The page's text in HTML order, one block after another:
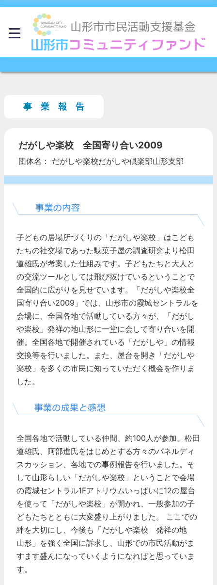
事 業 報 告
だがしや楽校 全国寄り合い2009
団体名： だがしや楽校だがしや倶楽部山形支部
子どもの居場所づくりの「だがしや楽校」はこども
たちの社交場であった駄菓子屋の調査研究より松田
道雄氏が考案した仕組みです。子どもたちと大人と
の交流ツールとしては飛び抜けているということで
全国的に広がりを見せています。「だがしや楽校全
国寄り合い2009」では、山形市の霞城セントラルを
会場に、全国各地で活動している方々が、「だがし
や楽校」発祥の地山形に一堂に会して寄り合いを開
催。全国各地で開催されている「だがしや」の情報
交換等を行いました。また、屋台を開き「だがしや
楽校」を多くの市民に知っていただく機会を作りま
した。
全国各地で活動している仲間、約100人が参加。松田
道雄氏、阿部進氏をはじめとする方々のパネルディ
スカッション、各地での事例報告を行いました。そ
して山形らしい「だがしや楽校」ということで会場
の霞城セントラル1Fアトリウムいっぱいに12の屋台
を使って「だがしや楽校」が開かれ、一般参加の子
どもたちとともに大変盛り上がりました。
ここでの
絆を大切にし、今後も「だがしや楽校 発祥の地
山形」を強く全国に訴求し、山形での市民活動がま
すます盛んになっていくようになればと思っていま
す。